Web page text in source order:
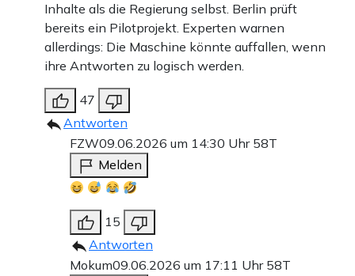
Inhalte als die Regierung selbst. Berlin prüft
bereits ein Pilotprojekt. Experten warnen
allerdings: Die Maschine könnte auffallen, wenn
ihre Antworten zu logisch werden.
47
Antworten
FZW09.06.2026 um 14:30 Uhr 58T
Melden
15
Antworten
Mokum09.06.2026 um 17:11 Uhr 58T